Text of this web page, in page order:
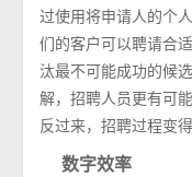
过使用将申请人的个
们的客户可以聘请合
汰最不可能成功的候
解，招聘人员更有可
反过来，招聘过程变得
数字效率